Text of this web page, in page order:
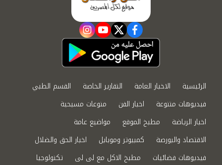
facebook
twitter
youtube
instagram
الرئيسية الاخبار العامة التقارير الخاصة
القسم الطبي
فيديوهات متنوعة
اخبار الفن
منوعات مسيحية
اخبار الرياضة
مطبخ الموقع
مواضيع عامة
الاقتصاد والبورصة
كمبيوتر وموبايل
اخبار الحق والضلال
فيديوهات فضائيات
مطبخ الاكل مع لى لى تكنولوجيا